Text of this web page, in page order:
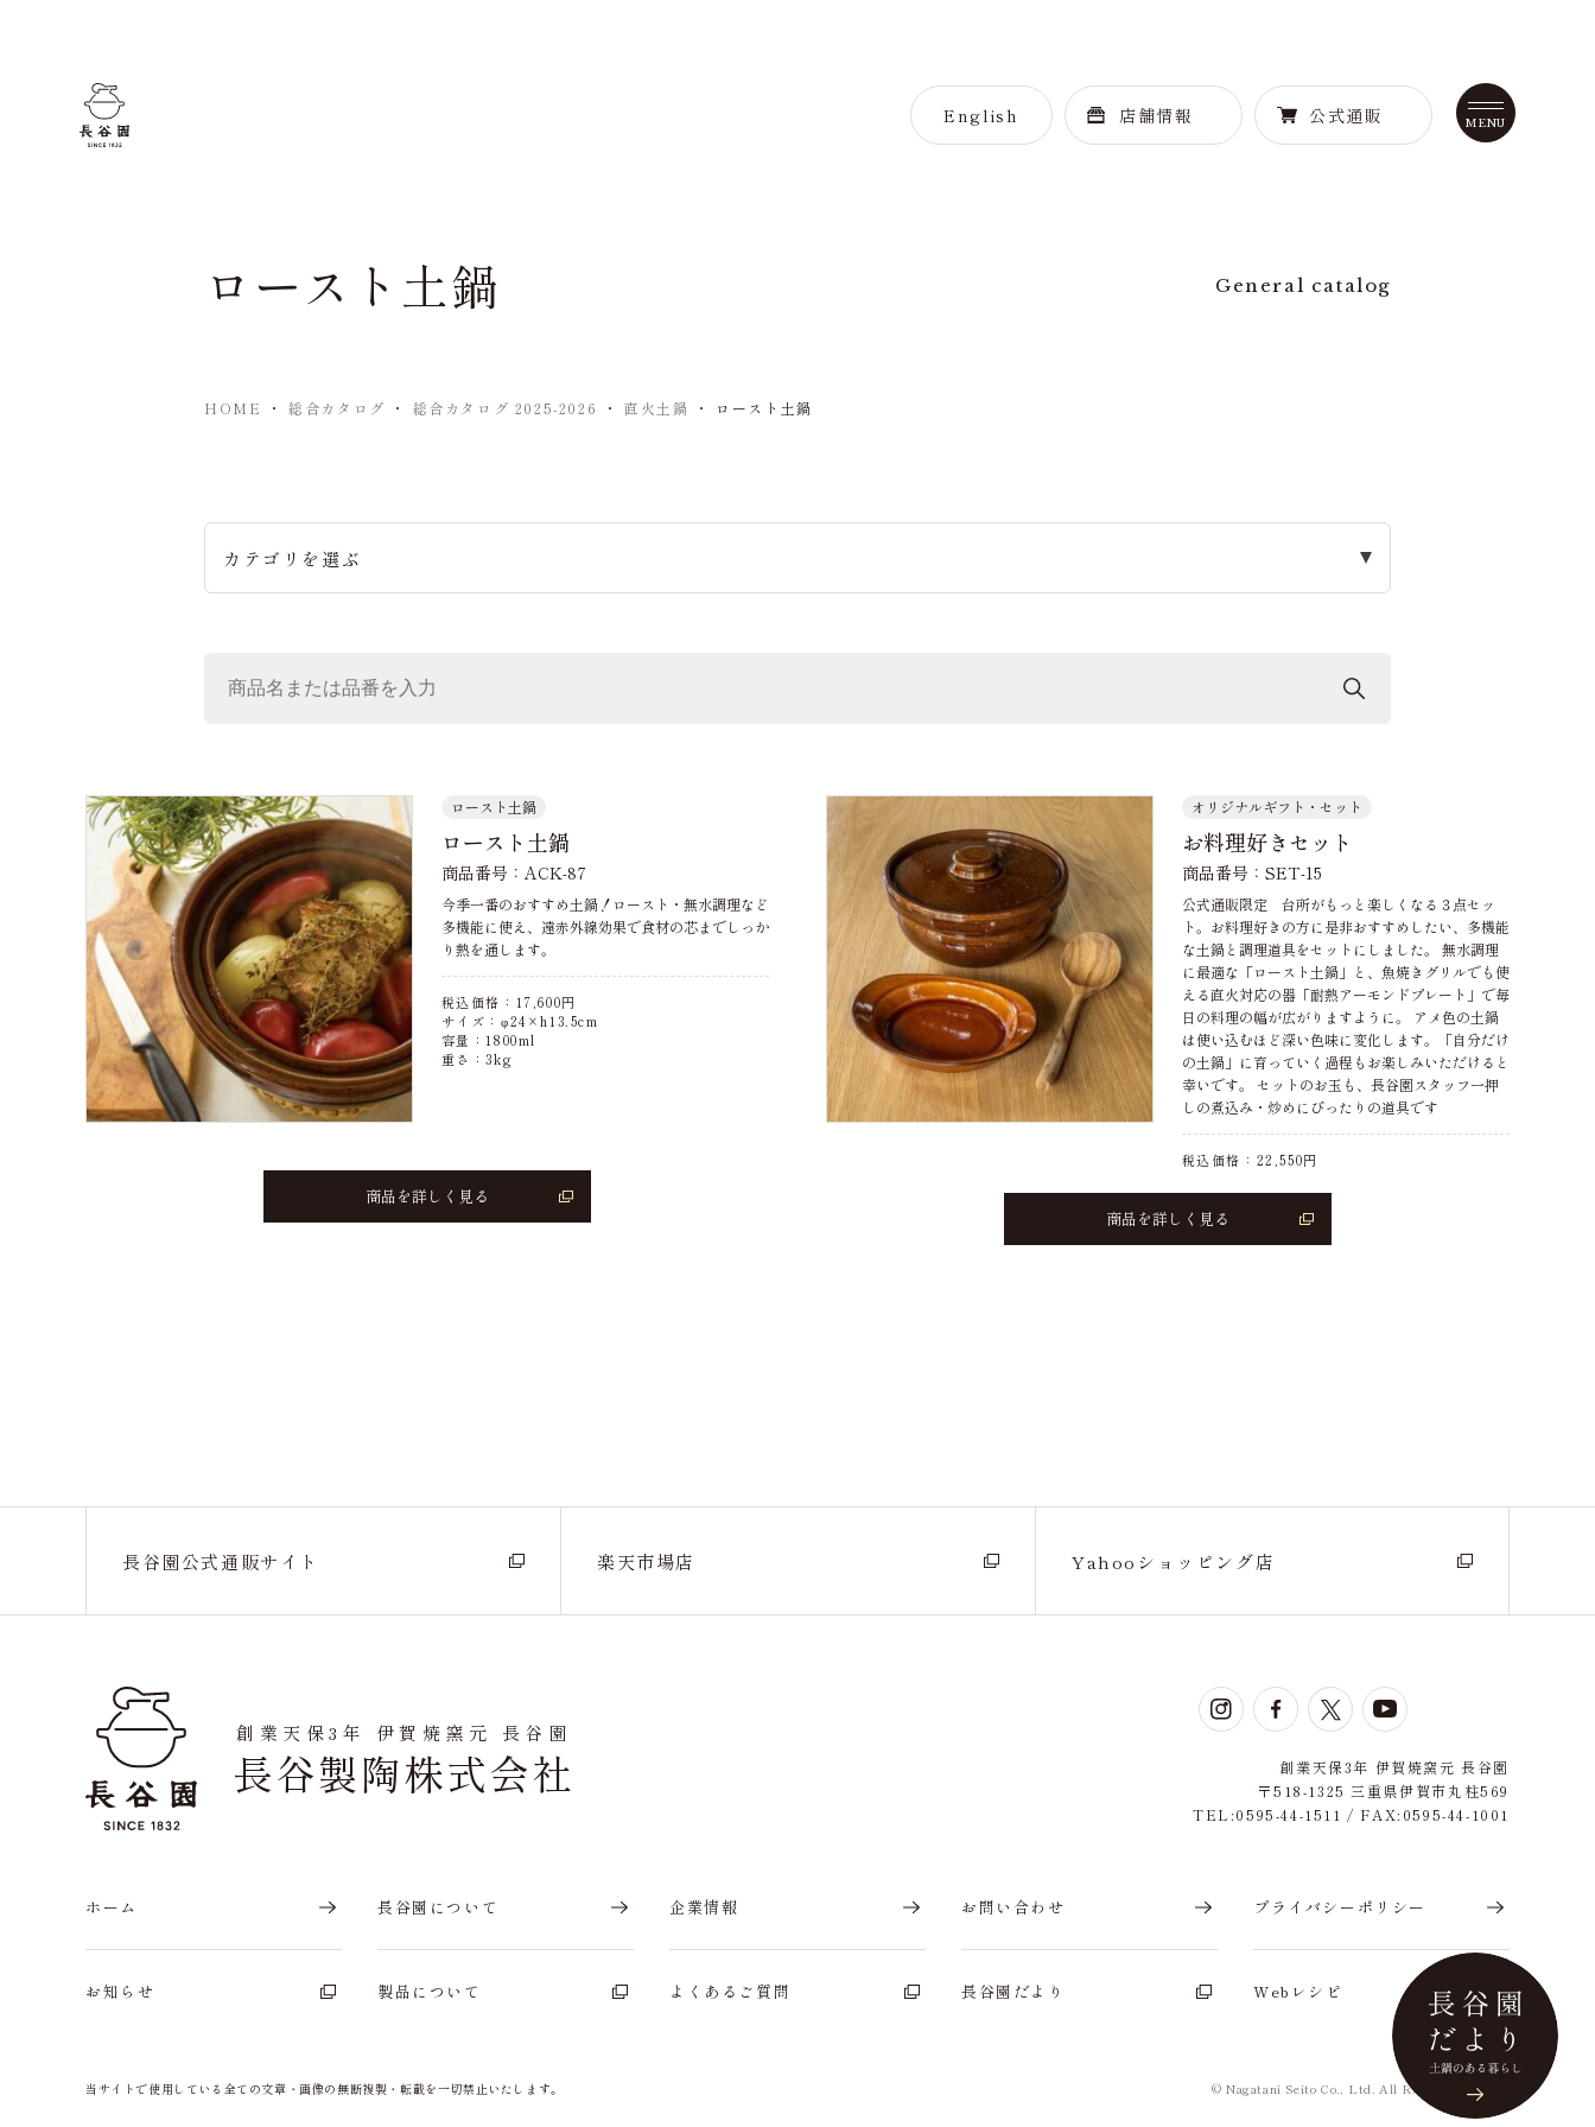
English 店舗情報 公式通販
ロースト土鍋 General catalog
HOME ・総合カタログ ・ 総合カタログ 2025-2026 ・直火土鍋 ・ ロースト土鍋
カテゴリを選ぶ
ロースト土鍋
ロースト土鍋
商品番号：ACK-87
今季一番のおすすめ土鍋！ロースト・無水調理など
多機能に使え、遠赤外線効果で食材の芯までしっか
り熱を通します。
税込価格： 17,600円
サイズ：φ24×h13.5cm
容量：1800ml
重さ：3kg
商品を詳しく見る
オリジナルギフト・セット
お料理好きセット
商品番号：SET-15
公式通販限定 台所がもっと楽しくなる３点セッ
ト。お料理好きの方に是非おすすめしたい、多機能
な土鍋と調理道具をセットにしました。 無水調理
に最適な「ロースト土鍋」と、魚焼きグリルでも使
える直火対応の器「耐熱アーモンドプレート」で毎
日の料理の幅が広がりますように。 アメ色の土鍋
は使い込むほど深い色味に変化します。「自分だけ
の土鍋」に育っていく過程もお楽しみいただけると
幸いです。 セットのお玉も、長谷園スタッフ一押
しの煮込み・炒めにぴったりの道具です
税込価格： 22,550円
商品を詳しく見る
長谷園公式通販サイト 楽天市場店 Yahooショッピング店
創業天保3年 伊賀焼窯元 長谷園
長谷製陶株式会社
創業天保3年 伊賀焼窯元 長谷園
〒518-1325 三重県伊賀市丸柱569
TEL:0595-44-1511 / FAX:0595-44-1001
ホーム 長谷園について 企業情報 お問い合わせ プライバシーポリシー
お知らせ 製品について よくあるご質問 長谷園だより Webレシピ
当サイトで使用している全ての文章・画像の無断複製・転載を一切禁止いたします。 © Nagatani Seito Co., Ltd. All Rights Reserved.